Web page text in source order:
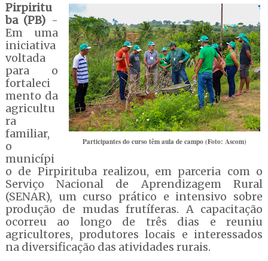
Participantes do curso têm aula de campo (Foto: Ascom)
Pirpiritu
ba (PB) -
Em uma
iniciativa
voltada
para o
fortaleci
mento da
agricultu
ra
familiar,
o
municípi
o de Pirpirituba realizou, em parceria com o
Serviço Nacional de Aprendizagem Rural
(SENAR), um curso prático e intensivo sobre
produção de mudas frutíferas. A capacitação
ocorreu ao longo de três dias e reuniu
agricultores, produtores locais e interessados
na diversificação das atividades rurais.